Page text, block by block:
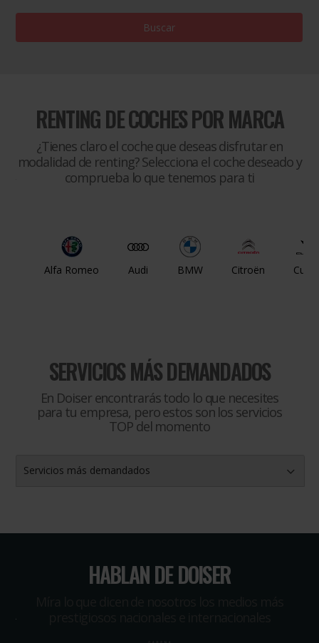
Buscar
RENTING DE COCHES POR MARCA
¿Tienes claro el coche que deseas disfrutar en
modalidad de renting? Selecciona el coche deseado y
comprueba lo que tenemos para ti
Alfa Romeo Audi BMW Citroën
SERVICIOS MÁS DEMANDADOS
En Doiser encontrarás todo lo que necesites
para tu empresa, pero estos son los servicios
TOP del momento
Servicios más demandados
HABLAN DE DOISER